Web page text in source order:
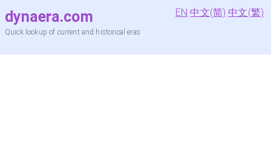
dynaera.com
Quick lookup of current and historical eras
EN 中文(简) 中文(繁)